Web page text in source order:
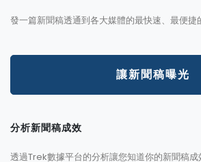
發一篇新聞稿透通到各大媒體的最快速、最便捷
讓新聞稿曝光
分析新聞稿成效
透過Trek數據平台的分析讓您知道你的新聞稿成